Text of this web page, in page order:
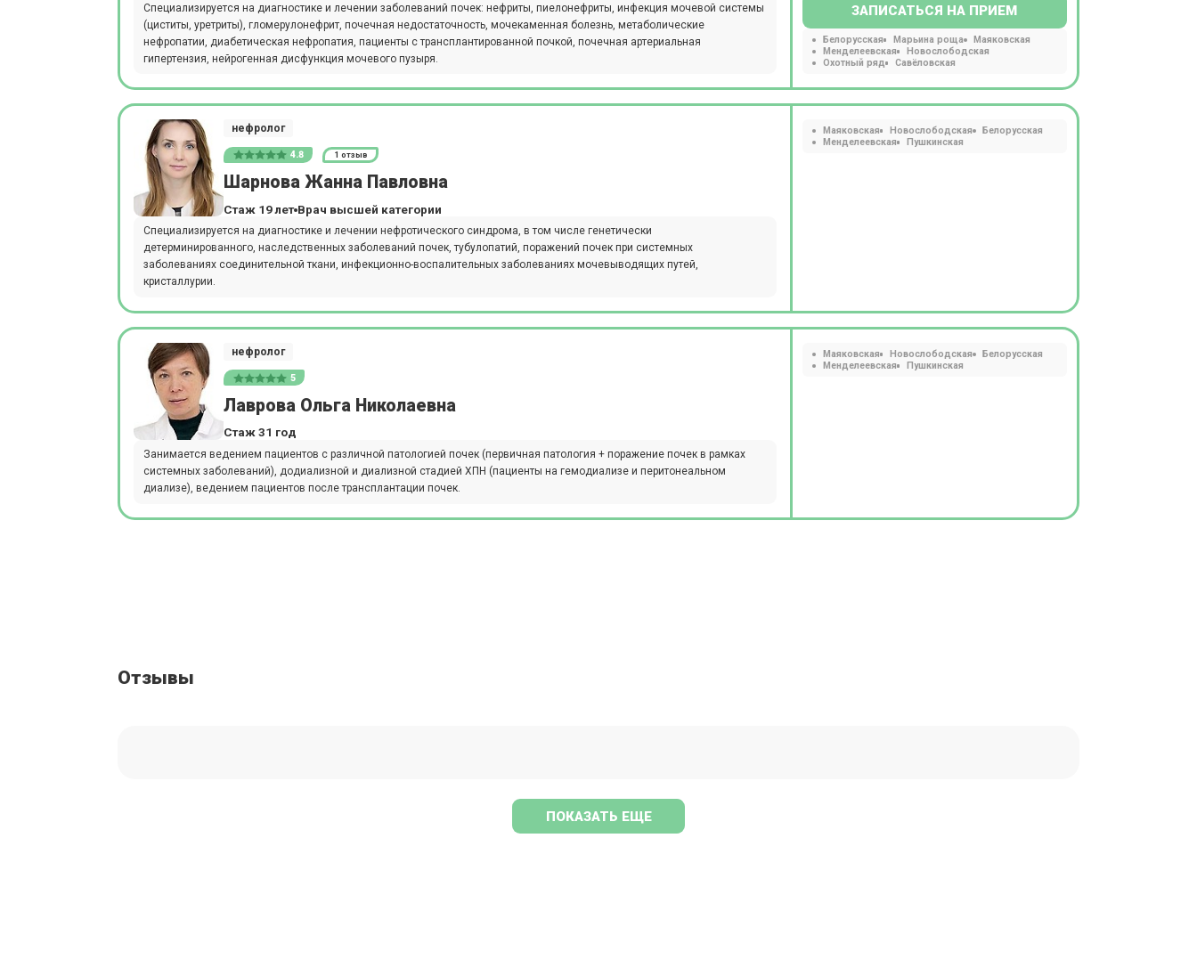
Специализируется на диагностике и лечении заболеваний почек: нефриты,​ пиелонефриты, инфекция мочевой системы
(циститы, уретриты), гломерулонефрит, почечная недостаточность, мочекаменная болезнь, метаболические
нефропатии, диабетическая нефропатия, пациенты с трансплантированной почкой, почечная артериальная
гипертензия, нейрогенная дисфункция мочевого пузыря.
ЗАПИСАТЬСЯ НА ПРИЕМ
Белорусская Марьина роща
Маяковская
Менделеевская
Новослободская
Охотный ряд
Савёловская
нефролог
4.8 1 отзыв
Шарнова Жанна Павловна
Стаж 19 лет Врач высшей категории
Специализируется на диагностике и лечении нефротического синдрома, в том числе генетически
детерминированного, наследственных заболеваний почек, тубулопатий, поражений почек при системных
заболеваниях соединительной ткани, инфекционно-воспалительных заболеваниях мочевыводящих путей,
кристаллурии.
Маяковская Новослободская
Белорусская
Менделеевская
Пушкинская
нефролог
5
Лаврова Ольга Николаевна
Стаж 31 год
Занимается ведением пациентов с различной патологией почек (первичная патология + поражение почек в рамках
системных заболеваний), додиализной и диализной стадией ХПН (пациенты на гемодиализе и перитонеальном
диализе), ведением пациентов после трансплантации почек.
Маяковская Новослободская
Белорусская
Менделеевская
Пушкинская
Отзывы
ПОКАЗАТЬ ЕЩЕ